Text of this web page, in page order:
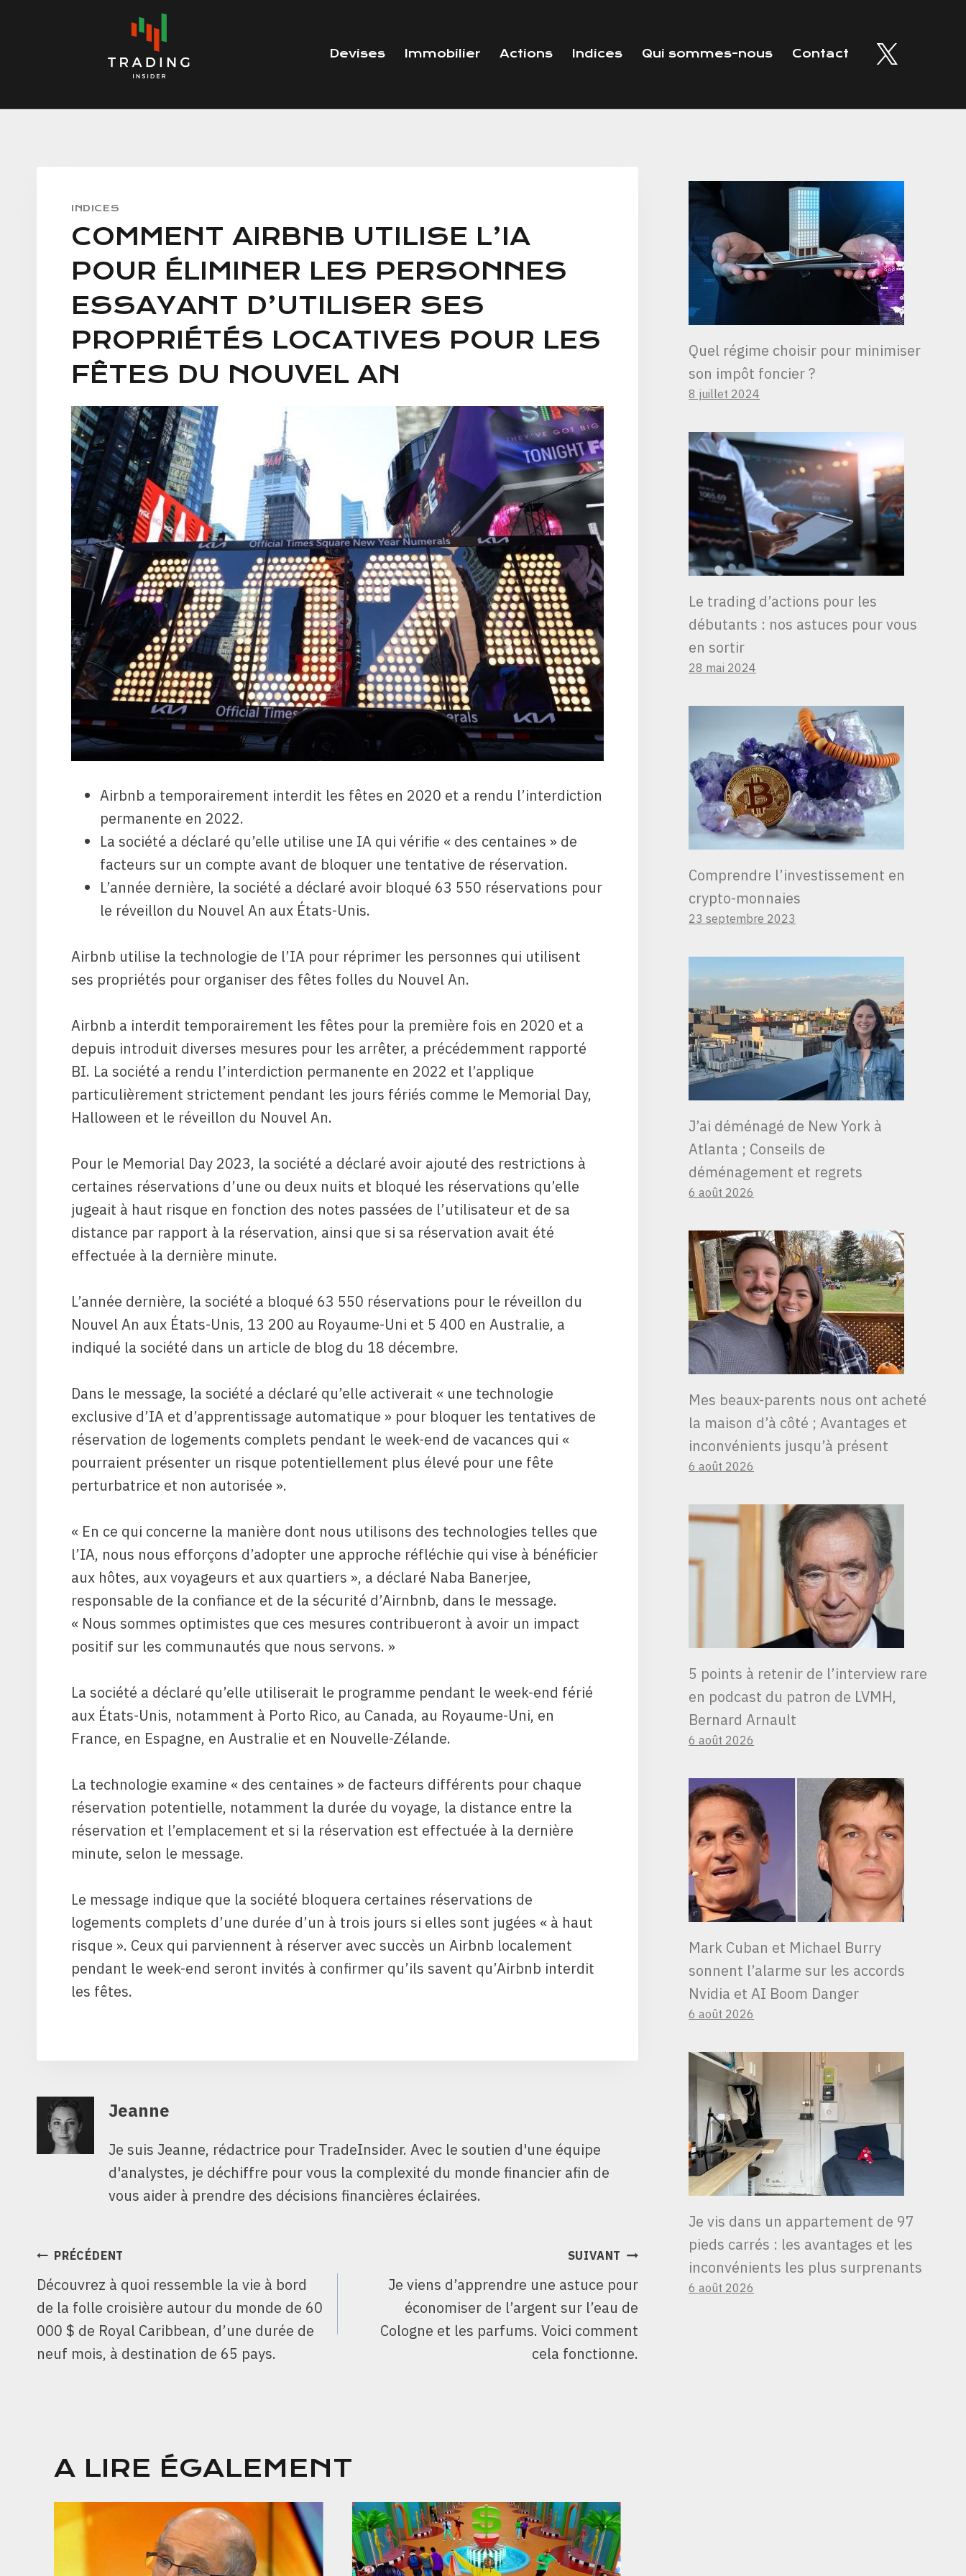
Devises Immobilier Actions Indices Qui sommes-nous Contact
INDICES
COMMENT AIRBNB UTILISE L’IA
POUR ÉLIMINER LES PERSONNES
ESSAYANT D’UTILISER SES
PROPRIÉTÉS LOCATIVES POUR LES
FÊTES DU NOUVEL AN
Airbnb a temporairement interdit les fêtes en 2020 et a rendu l’interdiction
permanente en 2022.
La société a déclaré qu’elle utilise une IA qui vérifie « des centaines » de
facteurs sur un compte avant de bloquer une tentative de réservation.
L’année dernière, la société a déclaré avoir bloqué 63 550 réservations pour
le réveillon du Nouvel An aux États-Unis.
Airbnb utilise la technologie de l’IA pour réprimer les personnes qui utilisent
ses propriétés pour organiser des fêtes folles du Nouvel An.
Airbnb a interdit temporairement les fêtes pour la première fois en 2020 et a
depuis introduit diverses mesures pour les arrêter, a précédemment rapporté
BI. La société a rendu l’interdiction permanente en 2022 et l’applique
particulièrement strictement pendant les jours fériés comme le Memorial Day,
Halloween et le réveillon du Nouvel An.
Pour le Memorial Day 2023, la société a déclaré avoir ajouté des restrictions à
certaines réservations d’une ou deux nuits et bloqué les réservations qu’elle
jugeait à haut risque en fonction des notes passées de l’utilisateur et de sa
distance par rapport à la réservation, ainsi que si sa réservation avait été
effectuée à la dernière minute.
L’année dernière, la société a bloqué 63 550 réservations pour le réveillon du
Nouvel An aux États-Unis, 13 200 au Royaume-Uni et 5 400 en Australie, a
indiqué la société dans un article de blog du 18 décembre.
Dans le message, la société a déclaré qu’elle activerait « une technologie
exclusive d’IA et d’apprentissage automatique » pour bloquer les tentatives de
réservation de logements complets pendant le week-end de vacances qui «
pourraient présenter un risque potentiellement plus élevé pour une fête
perturbatrice et non autorisée ».
« En ce qui concerne la manière dont nous utilisons des technologies telles que
l’IA, nous nous efforçons d’adopter une approche réfléchie qui vise à bénéficier
aux hôtes, aux voyageurs et aux quartiers », a déclaré Naba Banerjee,
responsable de la confiance et de la sécurité d’Airnbnb, dans le message.
« Nous sommes optimistes que ces mesures contribueront à avoir un impact
positif sur les communautés que nous servons. »
La société a déclaré qu’elle utiliserait le programme pendant le week-end férié
aux États-Unis, notamment à Porto Rico, au Canada, au Royaume-Uni, en
France, en Espagne, en Australie et en Nouvelle-Zélande.
La technologie examine « des centaines » de facteurs différents pour chaque
réservation potentielle, notamment la durée du voyage, la distance entre la
réservation et l’emplacement et si la réservation est effectuée à la dernière
minute, selon le message.
Le message indique que la société bloquera certaines réservations de
logements complets d’une durée d’un à trois jours si elles sont jugées « à haut
risque ». Ceux qui parviennent à réserver avec succès un Airbnb localement
pendant le week-end seront invités à confirmer qu’ils savent qu’Airbnb interdit
les fêtes.
Jeanne
Je suis Jeanne, rédactrice pour TradeInsider. Avec le soutien d'une équipe
d'analystes, je déchiffre pour vous la complexité du monde financier afin de
vous aider à prendre des décisions financières éclairées.
NAVIGATION
DE
L’ARTICLE
PRÉCÉDENT
Découvrez à quoi ressemble la vie à bord
de la folle croisière autour du monde de 60
000 $ de Royal Caribbean, d’une durée de
neuf mois, à destination de 65 pays.
SUIVANT
Je viens d’apprendre une astuce pour
économiser de l’argent sur l’eau de
Cologne et les parfums. Voici comment
cela fonctionne.
A LIRE ÉGALEMENT
Quel régime choisir pour minimiser
son impôt foncier ?
8 juillet 2024
Le trading d’actions pour les
débutants : nos astuces pour vous
en sortir
28 mai 2024
Comprendre l’investissement en
crypto-monnaies
23 septembre 2023
J’ai déménagé de New York à
Atlanta ; Conseils de
déménagement et regrets
6 août 2026
Mes beaux-parents nous ont acheté
la maison d’à côté ; Avantages et
inconvénients jusqu’à présent
6 août 2026
5 points à retenir de l’interview rare
en podcast du patron de LVMH,
Bernard Arnault
6 août 2026
Mark Cuban et Michael Burry
sonnent l’alarme sur les accords
Nvidia et AI Boom Danger
6 août 2026
Je vis dans un appartement de 97
pieds carrés : les avantages et les
inconvénients les plus surprenants
6 août 2026